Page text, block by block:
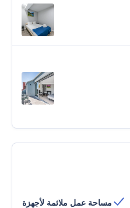
مساحة عمل ملائمة لأجهزة